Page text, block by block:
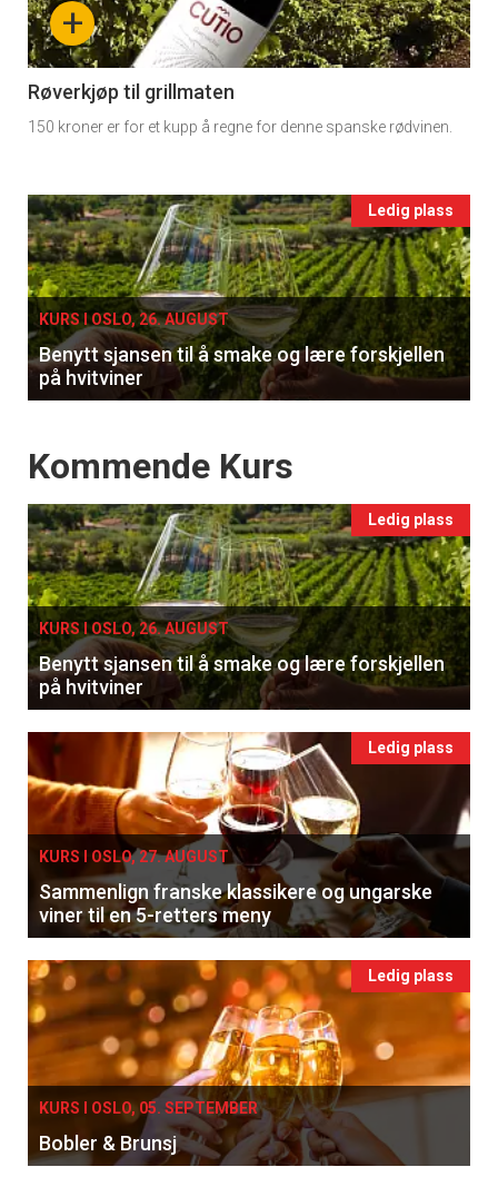
×
Få ukentlige nyhetsbrev fra
Apéritif
Vi tilbyr flere ukentlige nyhetsbrev. Du
kan fritt velge hvilke du ønsker å få
tilsendt.
Registrer deg
section
11
Ukens
vin
+
Røverkjøp til grillmaten
150 kroner er for et kupp å regne for denne spanske rødvinen.
Events
single
Ledig plass
KURS I OSLO, 26. AUGUST
Benytt sjansen til å smake og lære forskjellen
på hvitviner
Events
Kommende Kurs
Ledig plass
KURS I OSLO, 26. AUGUST
Benytt sjansen til å smake og lære forskjellen
på hvitviner
Ledig plass
KURS I OSLO, 27. AUGUST
Sammenlign franske klassikere og ungarske
viner til en 5-retters meny
Ledig plass
KURS I OSLO, 05. SEPTEMBER
Bobler & Brunsj